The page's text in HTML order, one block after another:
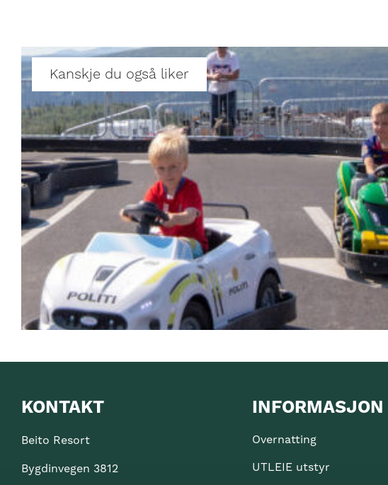
Kanskje du også liker
KONTAKT
Beito Resort
Bygdinvegen 3812
INFORMASJON
Overnatting
UTLEIE utstyr